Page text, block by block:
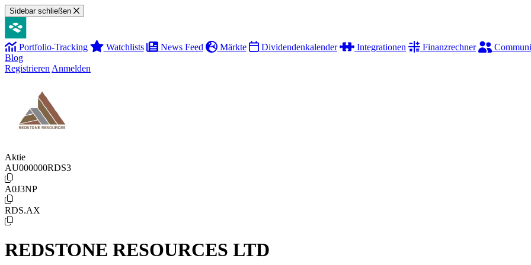
Sidebar schließen
Portfolio-Tracking Watchlists News Feed Märkte Dividendenkalender Integrationen Finanzrechner
Blog
Registrieren Anmelden
Aktie
AU000000RDS3
A0J3NP
RDS.AX
REDSTONE RESOURCES LTD